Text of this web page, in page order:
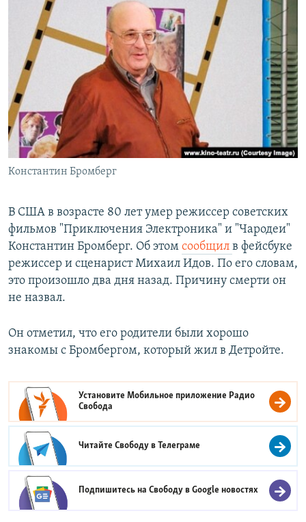
СЕВЕР.РЕАЛИИ
СИБИРЬ.РЕАЛИИ
РАСПИСАНИЕ ВЕЩАНИЯ
ПОДПИШИТЕСЬ НА РАССЫЛКУ
СОЦИАЛЬНЫЕ СЕТИ
Все сайты РСЕ/РС
Константин Бромберг
В США в возрасте 80 лет умер режиссер советских
фильмов "Приключения Электроника" и "Чародеи"
Константин Бромберг. Об этом сообщил в фейсбуке
режиссер и сценарист Михаил Идов. По его словам,
это произошло два дня назад. Причину смерти он
не назвал.
Он отметил, что его родители были хорошо
знакомы с Бромбергом, который жил в Детройте.
Установите Мобильное приложение Радио
Свобода
Читайте Свободу вТелеграме
Подпишитесь на Свободу вGoogle новостях